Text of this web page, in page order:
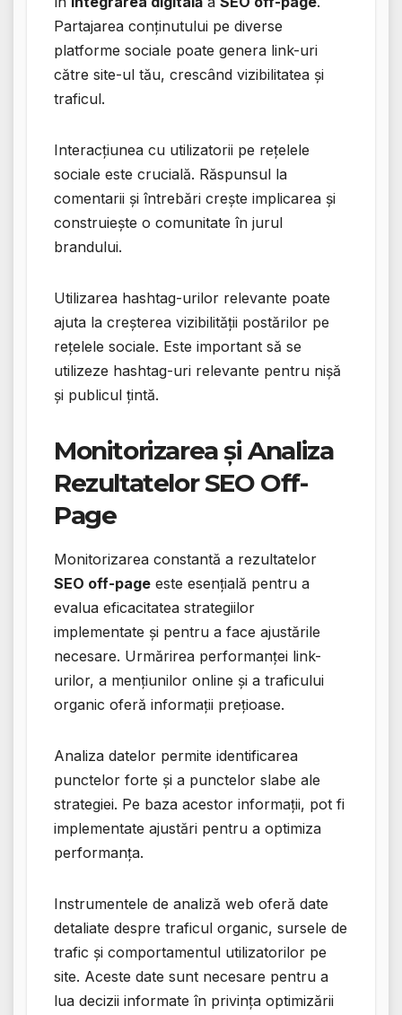
Partajarea conținutului pe diverse
platforme sociale poate genera link-uri
către site-ul tău, crescând vizibilitatea și
traficul.
Interacțiunea cu utilizatorii pe rețelele
sociale este crucială. Răspunsul la
comentarii și întrebări crește implicarea și
construiește o comunitate în jurul
brandului.
Utilizarea hashtag-urilor relevante poate
ajuta la creșterea vizibilității postărilor pe
rețelele sociale. Este important să se
utilizeze hashtag-uri relevante pentru nișă
și publicul țintă.
Monitorizarea și Analiza
Rezultatelor SEO Off-
Page
Monitorizarea constantă a rezultatelor
SEO off-page este esențială pentru a
evalua eficacitatea strategiilor
implementate și pentru a face ajustările
necesare. Urmărirea performanței link-
urilor, a mențiunilor online și a traficului
organic oferă informații prețioase.
Analiza datelor permite identificarea
punctelor forte și a punctelor slabe ale
strategiei. Pe baza acestor informații, pot fi
implementate ajustări pentru a optimiza
performanța.
Instrumentele de analiză web oferă date
detaliate despre traficul organic, sursele de
trafic și comportamentul utilizatorilor pe
site. Aceste date sunt necesare pentru a
lua decizii informate în privința optimizării